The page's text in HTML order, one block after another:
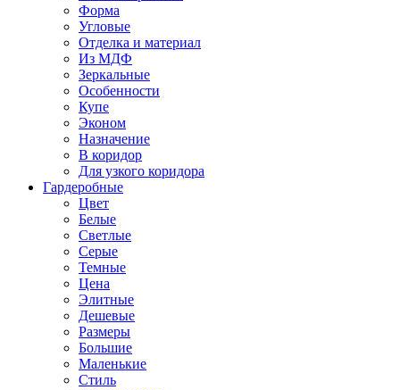
Форма
Угловые
Отделка и материал
Из МДФ
Зеркальные
Особенности
Купе
Эконом
Назначение
В коридор
Для узкого коридора
Гардеробные
Цвет
Белые
Светлые
Серые
Темные
Цена
Элитные
Дешевые
Размеры
Большие
Маленькие
Стиль